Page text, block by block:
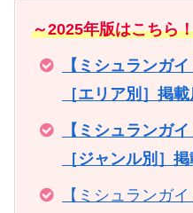
～2025年版はこちら
【ミシュランガ
［エリア別］掲
【ミシュランガ
［ジャンル別］
【ミシュランガ